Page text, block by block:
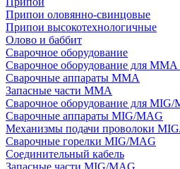
Припои оловянно-свинцовые
Припои высокотехнологичные
Олово и баббит
Сварочное оборудование
Сварочное оборудование для MMA
Сварочные аппараты MMA
Запасные части MMA
Сварочное оборудование для MIG/
Сварочные аппараты MIG/MAG
Механизмы подачи проволоки
Сварочные горелки MIG/MAG
Соединительный кабель
Запасные части MIG/MAG